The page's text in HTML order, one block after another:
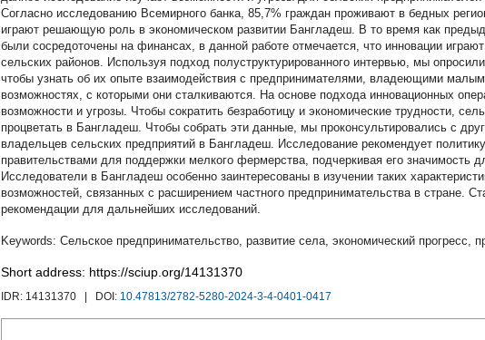
Согласно исследованию Всемирного банка, 85,7% граждан проживают в бедных
играют решающую роль в экономическом развитии Бангладеш. В то время как
были сосредоточены на финансах, в данной работе отмечается, что инновации
сельских районов. Используя подход полуструктурированного интервью, мы
чтобы узнать об их опыте взаимодействия с предпринимателями, владеющими
возможностях, с которыми они сталкиваются. На основе подхода инновационных
возможности и угрозы. Чтобы сократить безработицу и экономические трудности,
процветать в Бангладеш. Чтобы собрать эти данные, мы проконсультировались с
владельцев сельских предприятий в Бангладеш. Исследование рекомендует
правительствами для поддержки мелкого фермерства, подчеркивая его значимость
Исследователи в Бангладеш особенно заинтересованы в изучении таких
возможностей, связанных с расширением частного предпринимательства в стране.
рекомендации для дальнейших исследований.
Сельское предпринимательство, развитие села, экономический прогресс,
Short address: https://sciup.org/14131370
IDR: 14131370 | DOI: 10.47813/2782-5280-2024-3-4-0401-0417